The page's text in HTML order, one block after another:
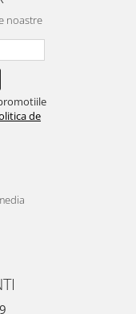
noastre
de